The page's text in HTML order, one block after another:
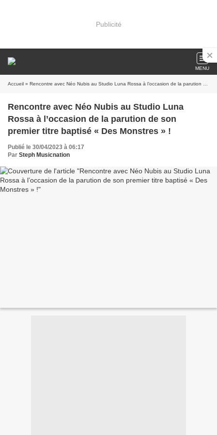
Publicité
MENU
Accueil » Rencontre avec Néo Nubis au Studio Luna Rossa à l’occasion de la parution de son premier titre baptisé « Des Monstres » !
Rencontre avec Néo Nubis au Studio Luna
Rossa à l’occasion de la parution de son
premier titre baptisé « Des Monstres » !
Publié le 30/04/2023 à 06:17
Par Steph Musicnation